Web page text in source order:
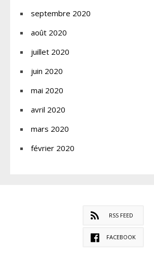
septembre 2020
août 2020
juillet 2020
juin 2020
mai 2020
avril 2020
mars 2020
février 2020
RSS FEED
FACEBOOK